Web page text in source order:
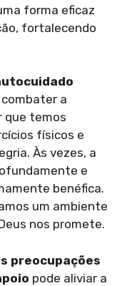
forma eficaz
fortalecendo
a
que temos
físicos e
Às vezes, a
e
benéfica.
um ambiente
nos promete.
preocupações
pode aliviar a